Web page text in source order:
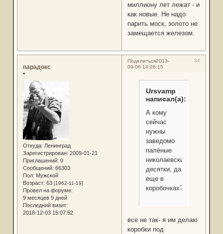
миллиону лет лежат - и
как новые. Не надо
парить моск, золото не
замещается железом.
Поделиться 34
2013-
09-06 14:26:15
парадокс
*
Откуда: Ленинград
Зарегистрирован: 2009-01-21
Приглашений: 0
Сообщений: 66303
Пол: Мужской
Возраст: 63 [1962-11-19]
Провел на форуме:
9 месяцев 9 дней
Последний визит:
2018-12-03 15:07:52
Ursvamp
написал(а):
А кому
сейчас
нужны
заведомо
палёные
николаевские
десятки, да
еще в
коробочках?
все не так- я им делаю
коробки под